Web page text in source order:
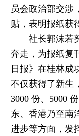
员会政治部交涉
贴，表明报纸获
社长郭沫若
奔走，为报纸复
日报》在桂林成
不仅获得了新生
3000 份、5000
东、香港乃至南
进步等方面，发